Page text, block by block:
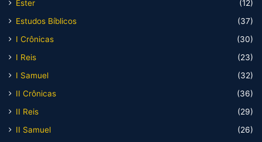
Ester
(12)
Estudos Bíblicos
(37)
I Crônicas
(30)
I Reis
(23)
I Samuel
(32)
II Crônicas
(36)
II Reis
(29)
II Samuel
(26)